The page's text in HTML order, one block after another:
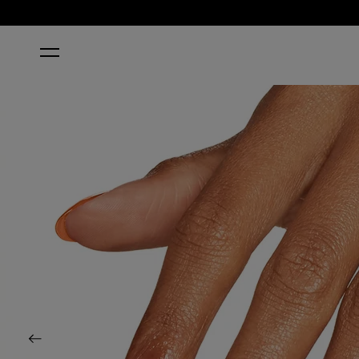
Previous